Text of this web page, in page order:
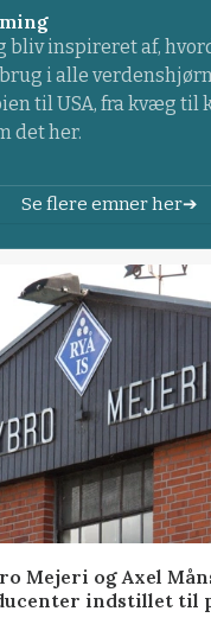
bliv inspireret af,
i alle
til USA, fra kvæg til
det her.
Se flere emner her
Mejeri og Axel
indstillet til